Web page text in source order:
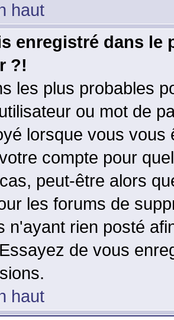
haut
enregistré dans le
?!
les plus probables
ou mot de
lorsque vous
compte pour
peut-être alors
les forums de
n'ayant rien posté
de vous
haut